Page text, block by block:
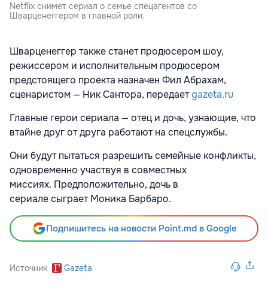
Netflix снимет сериал о семье спецагентов со
Шварценеггером в главной роли.
Шварценеггер также станет продюсером шоу,
режиссером и исполнительным продюсером
предстоящего проекта назначен Фил Абрахам,
сценаристом — Ник Сантора, передаетgazeta.ru
Главные герои сериала — отец и дочь, узнающие, что
втайне друг от друга работают на спецслужбы.
Они будут пытаться разрешить семейные конфликты,
одновременно участвуя в совместных
миссиях. Предположительно, дочь в
сериале сыграет Моника Барбаро.
Подпишитесь на новости Point.md в Google
Источник Gazeta